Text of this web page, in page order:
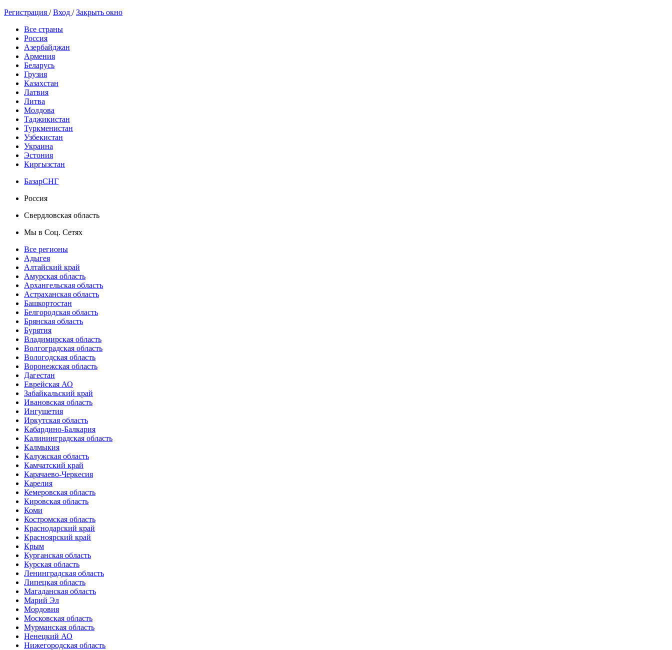
Регистрация /Вход /Закрыть окно
Все страны
Россия
Азербайджан
Армения
Беларусь
Грузия
Казахстан
Латвия
Литва
Молдова
Таджикистан
Туркменистан
Узбекистан
Украина
Эстония
Киргызстан
БазарСНГ
Россия
Свердловская область
Мы в Соц. Сетях
Все регионы
Адыгея
Алтайский край
Амурская область
Архангельская область
Астраханская область
Башкортостан
Белгородская область
Брянская область
Бурятия
Владимирская область
Волгоградская область
Вологодская область
Воронежская область
Дагестан
Еврейская АО
Забайкальский край
Ивановская область
Ингушетия
Иркутская область
Кабардино-Балкария
Калининградская область
Калмыкия
Калужская область
Камчатский край
Карачаево-Черкесия
Карелия
Кемеровская область
Кировская область
Коми
Костромская область
Краснодарский край
Красноярский край
Крым
Курганская область
Курская область
Ленинградская область
Липецкая область
Магаданская область
Марий Эл
Мордовия
Московская область
Мурманская область
Ненецкий АО
Нижегородская область